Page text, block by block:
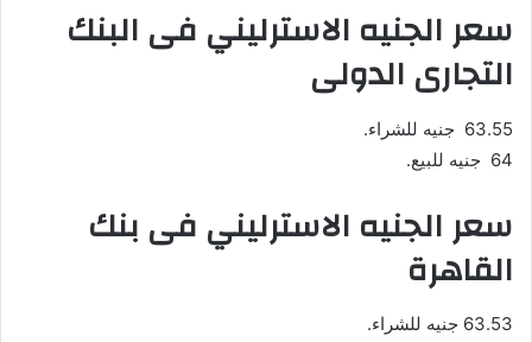
سعر الجنيه الاسترليني فى البنك
التجارى الدولى
63.55 جنيه للشراء.
64 جنيه للبيع.
سعر الجنيه الاسترليني فى بنك
القاهرة
63.53 جنيه للشراء.